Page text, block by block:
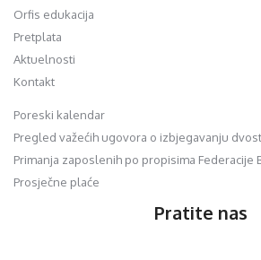
Orfis edukacija
Pretplata
Aktuelnosti
Kontakt
Poreski kalendar
Pregled važećih ugovora o izbjegavanju
Primanja zaposlenih po propisima Federacije
Prosječne plaće
Pratite nas